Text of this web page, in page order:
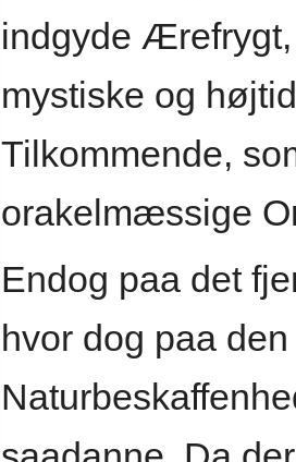
indgyde
mystiske og
Tilkommende,
orakelmæssige
Endog paa det
hvor dog paa